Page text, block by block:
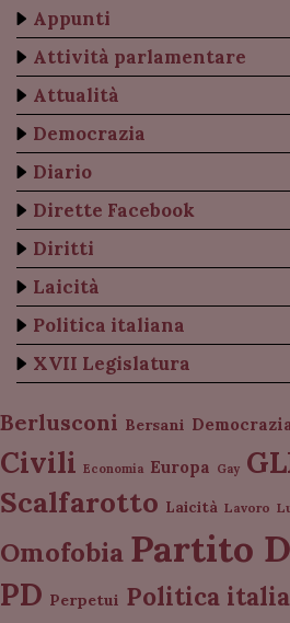
Appunti
Attività parlamentare
Attualità
Democrazia
Diario
Dirette Facebook
Diritti
Laicità
Politica italiana
XVII Legislatura
Berlusconi Bersani Democrazia
Civili Economia Europa Gay
Scalfarotto Laicità Lavoro
Omofobia Partito
PD Perpetui Politica